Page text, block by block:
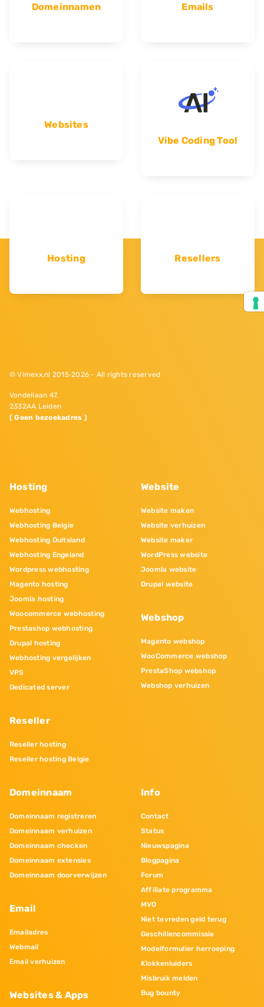
Domeinnamen Emails
Websites
Vibe Coding Tool
Hosting Resellers
© Vimexx.nl 2015‐2026 - All rights reserved
Vondellaan 47,
2332AA Leiden
( Geen bezoekadres )
Hosting
Webhosting
Webhosting Belgie
Webhosting Duitsland
Webhosting Engeland
Wordpress webhosting
Magento hosting
Joomla hosting
Woocommerce webhosting
Prestashop webhosting
Drupal hosting
Webhosting vergelijken
VPS
Dedicated server
Reseller
Reseller hosting
Reseller hosting Belgie
Website
Website maken
Website verhuizen
Website maker
WordPress website
Joomla website
Drupal website
Webshop
Magento webshop
WooCommerce webshop
PrestaShop webshop
Webshop verhuizen
Domeinnaam
Domeinnaam registreren
Domeinnaam verhuizen
Domeinnaam checken
Domeinnaam extensies
Domeinnaam doorverwijzen
Email
Emailadres
Webmail
Email verhuizen
Websites & Apps
Info
Contact
Status
Nieuwspagina
Blogpagina
Forum
Affiliate programma
MVO
Niet tevreden geld terug
Geschillencommissie
Modelformulier herroeping
Klokkenluiders
Misbruik melden
Bug bounty